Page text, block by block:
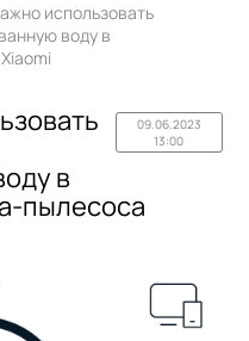
использовать
воду в
09.06.2023
13:00
в
пылесоса